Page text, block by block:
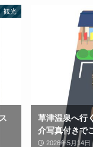
観光
草津温泉へ行
介写真付きで
2026年5月14日